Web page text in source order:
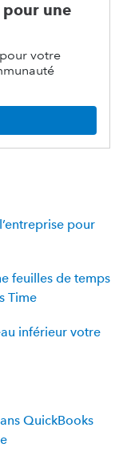
pour une
votre
pour
feuilles de temps
Time
inférieur votre
QuickBooks